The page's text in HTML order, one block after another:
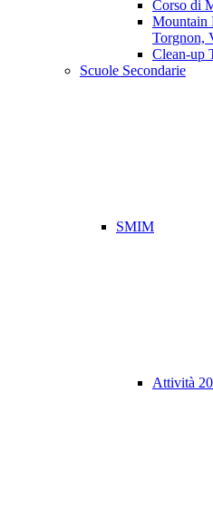
Corso di
Mountain
Torgnon,
Clean-up
Scuole Secondarie
SMIM
Attività